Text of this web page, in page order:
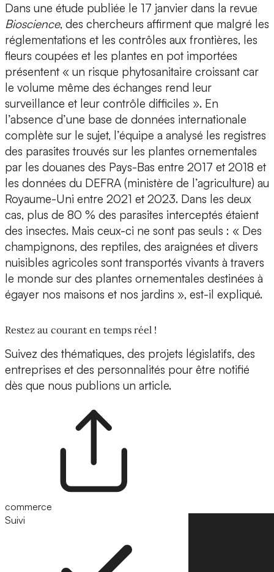
Dans une étude publiée le 17 janvier dans la revue
Bioscience, des chercheurs affirment que malgré les
réglementations et les contrôles aux frontières, les
fleurs coupées et les plantes en pot importées
présentent « un risque phytosanitaire croissant car
le volume même des échanges rend leur
surveillance et leur contrôle difficiles ». En
l’absence d’une base de données internationale
complète sur le sujet, l’équipe a analysé les registres
des parasites trouvés sur les plantes ornementales
par les douanes des Pays-Bas entre 2017 et 2018 et
les données du DEFRA (ministère de l’agriculture) au
Royaume-Uni entre 2021 et 2023. Dans les deux
cas, plus de 80 % des parasites interceptés étaient
des insectes. Mais ceux-ci ne sont pas seuls : « Des
champignons, des reptiles, des araignées et divers
nuisibles agricoles sont transportés vivants à travers
le monde sur des plantes ornementales destinées à
égayer nos maisons et nos jardins », est-il expliqué.
Restez au courant en temps réel !
Suivez des thématiques, des projets législatifs, des
entreprises et des personnalités pour être notifié
dès que nous publions un article.
commerce
Suivi